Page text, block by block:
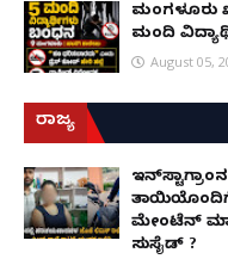
ಮಂಗಳೂರು
ಮಂದಿ
August 05,
ರಾಜ್ಯ
ಮೇಂಟೆನ್
ಸುಸೈಡ್ ?